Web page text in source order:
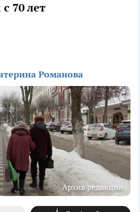
70 лет
Романова
Архив редакции